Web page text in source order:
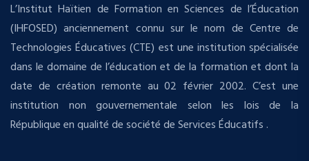
L’Institut Haïtien de Formation en Sciences de l’Éducation
(IHFOSED) anciennement connu sur le nom de Centre de
Technologies Éducatives (CTE) est une institution spécialisée
dans le domaine de l’éducation et de la formation et dont la
date de création remonte au 02 février 2002. C’est une
institution non gouvernementale selon les lois de la
République en qualité de société de Services Éducatifs .